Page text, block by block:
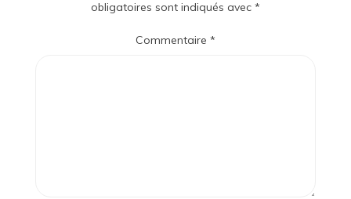
obligatoires sont indiqués avec *
Commentaire *